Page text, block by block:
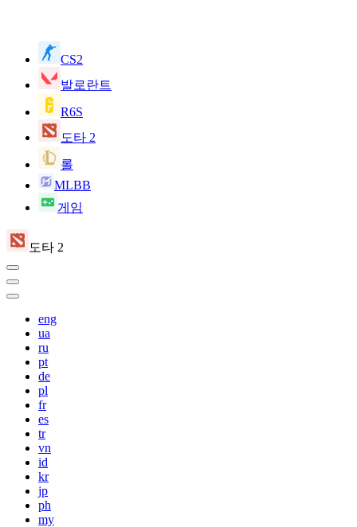
CS2
발로란트
R6S
도타 2
롤
MLBB
게임
도타 2
eng
ua
ru
pt
de
pl
fr
es
tr
vn
id
kr
jp
ph
my